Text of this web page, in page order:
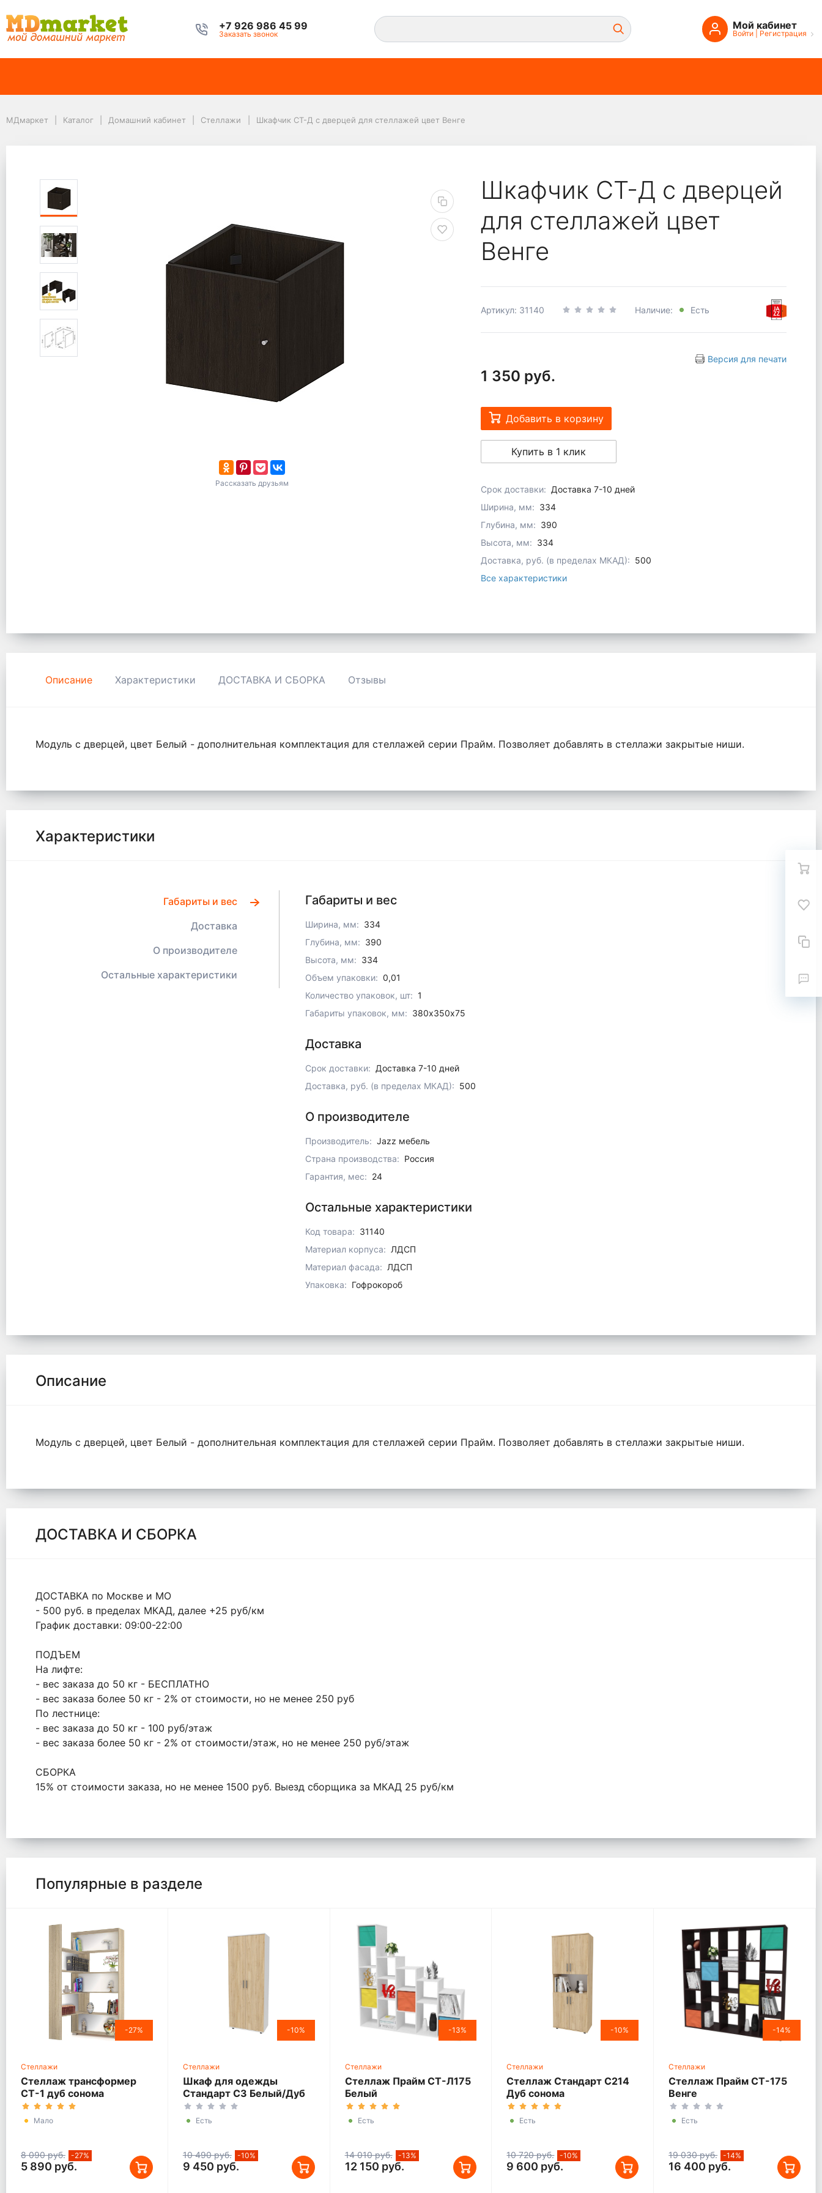
+7 926 986 45 99
Заказать звонок
Мой кабинет
Войти| Регистрация
Стеллажи
Шкафчик СТ-Д с дверцей для стеллажей цвет Венге
МДмаркет Каталог Домашний кабинет Стеллажи Шкафчик СТ-Д с дверцей для стеллажей цвет Венге
Рассказать друзьям
Шкафчик СТ-Д с дверцей
для стеллажей цвет
Венге
Артикул: 31140 Наличие: Есть
Версия для печати
1 350 руб.
Добавить в корзину
Купить в 1 клик
Срок доставки: Доставка 7-10 дней
Ширина, мм: 334
Глубина, мм: 390
Высота, мм: 334
Доставка, руб. (в пределах МКАД): 500
Все характеристики
Описание Характеристики ДОСТАВКА И СБОРКА Отзывы
Модуль с дверцей, цвет Белый - дополнительная комплектация для стеллажей серии Прайм. Позволяет добавлять в стеллажи закрытые ниши.
Характеристики
Габариты и вес
Доставка
О производителе
Остальные характеристики
Габариты и вес
Ширина, мм: 334
Глубина, мм: 390
Высота, мм: 334
Объем упаковки: 0,01
Количество упаковок, шт: 1
Габариты упаковок, мм: 380х350х75
Доставка
Срок доставки: Доставка 7-10 дней
Доставка, руб. (в пределах МКАД): 500
О производителе
Производитель: Jazz мебель
Страна производства: Россия
Гарантия, мес: 24
Остальные характеристики
Код товара: 31140
Материал корпуса: ЛДСП
Материал фасада: ЛДСП
Упаковка: Гофрокороб
Описание
Модуль с дверцей, цвет Белый - дополнительная комплектация для стеллажей серии Прайм. Позволяет добавлять в стеллажи закрытые ниши.
ДОСТАВКА И СБОРКА
ДОСТАВКА по Москве и МО
- 500 руб. в пределах МКАД, далее +25 руб/км
График доставки: 09:00-22:00
ПОДЪЕМ
На лифте:
- вес заказа до 50 кг - БЕСПЛАТНО
- вес заказа более 50 кг - 2% от стоимости, но не менее 250 руб
По лестнице:
- вес заказа до 50 кг - 100 руб/этаж
- вес заказа более 50 кг - 2% от стоимости/этаж, но не менее 250 руб/этаж
СБОРКА
15% от стоимости заказа, но не менее 1500 руб. Выезд сборщика за МКАД 25 руб/км
Популярные в разделе
-27%
Стеллажи
Стеллаж трансформер
СТ-1 дуб сонома
Мало
8 090 руб. -27%
5 890 руб.
-10%
Стеллажи
Шкаф для одежды
Стандарт С3 Белый/Дуб
сонома
Есть
10 490 руб. -10%
9 450 руб.
-13%
Стеллажи
Стеллаж Прайм СТ-Л175
Белый
Есть
14 010 руб. -13%
12 150 руб.
-10%
Стеллажи
Стеллаж Стандарт С214
Дуб сонома
Есть
10 720 руб. -10%
9 600 руб.
-14%
Стеллажи
Стеллаж Прайм СТ-175
Венге
Есть
19 030 руб. -14%
16 400 руб.